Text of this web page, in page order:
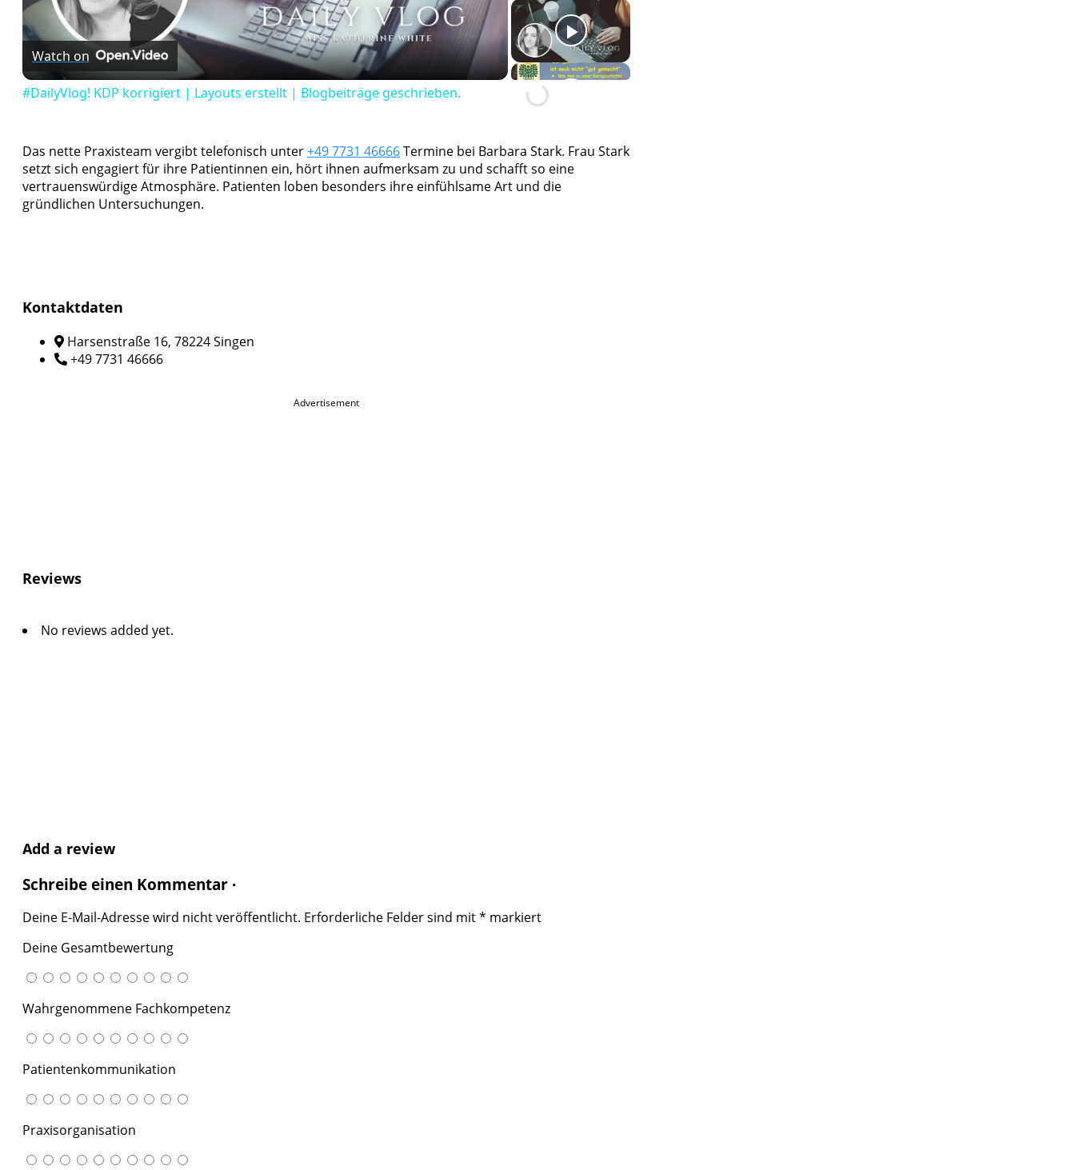
Video
Watch on
#DailyVlog! KDP korrigiert | Layouts erstellt | Blogbeiträge geschrieben.
Das nette Praxisteam vergibt telefonisch unter+49 7731 46666Termine bei Barbara Stark. Frau Stark
setzt sich engagiert für ihre Patientinnen ein, hört ihnen aufmerksam zu und schafft so eine
vertrauenswürdige Atmosphäre. Patienten loben besonders ihre einfühlsame Art und die
gründlichen Untersuchungen.
Kontaktdaten
Harsenstraße 16, 78224 Singen
+49 7731 46666
Advertisement
Reviews
No reviews added yet.
Add a review
Schreibe einen Kommentar ·
Deine E-Mail-Adresse wird nicht veröffentlicht. Erforderliche Felder sind mit* markiert
Deine Gesamtbewertung
Wahrgenommene Fachkompetenz
Patientenkommunikation
Praxisorganisation